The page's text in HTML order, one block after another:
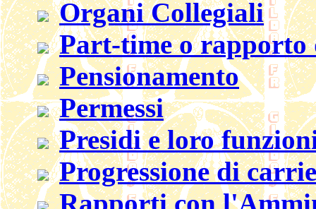
Organi Collegiali
Part-time o rapporto
Pensionamento
Permessi
Presidi e loro
Progressione di